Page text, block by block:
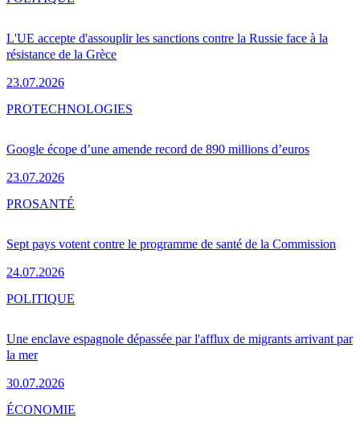
L'UE accepte d'assouplir les sanctions contre la Russie face à la
résistance de la Grèce
23.07.2026
Google écope d’une amende record de 890 millions d’euros
23.07.2026
PROTECHNOLOGIES
Sept pays votent contre le programme de santé de la Commission
24.07.2026
PROSANTÉ
Une enclave espagnole dépassée par l'afflux de migrants arrivant par
la mer
30.07.2026
POLITIQUE
ÉCONOMIE